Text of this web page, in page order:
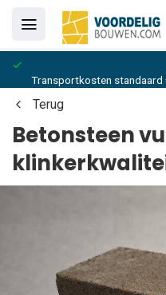
Transportkosten standaard
Terug
Betonsteen